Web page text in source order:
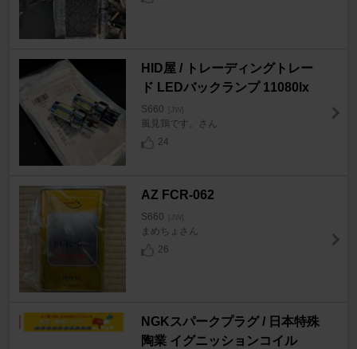
HID屋 / トレーディングトレー
ド LEDバックランプ 11080lx
S660 [JW]
風見鶏です。さん
24
AZ FCR-062
S660 [JW]
まめちょさん
26
NGKスパークプラグ / 日本特殊
陶業 イグニッションコイル